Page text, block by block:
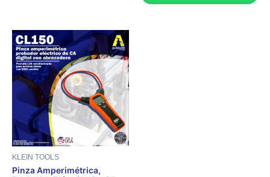
KLEIN TOOLS
Pinza Amperimétrica,